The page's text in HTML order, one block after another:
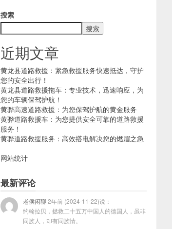
搜索
搜索
近期文章
黄龙县道路救援：紧急救援服务快速抵达，守护
您的安全出行！
黄龙县道路救援拖车：专业技术，迅速响应，为
您的车辆保驾护航！
黄骅高速道路救援：为您保驾护航的黄金服务
黄骅道路救援车：为您提供安全可靠的道路救援
服务！
黄骅道路救援服务：高效搭电解决您的燃眉之急
网站统计
最新评论
老侯闲聊2年前 (2024-11-22)说：
约翰拉贝，拯救二十五万中国人的德国人，虽非
同族人，却有同族情。